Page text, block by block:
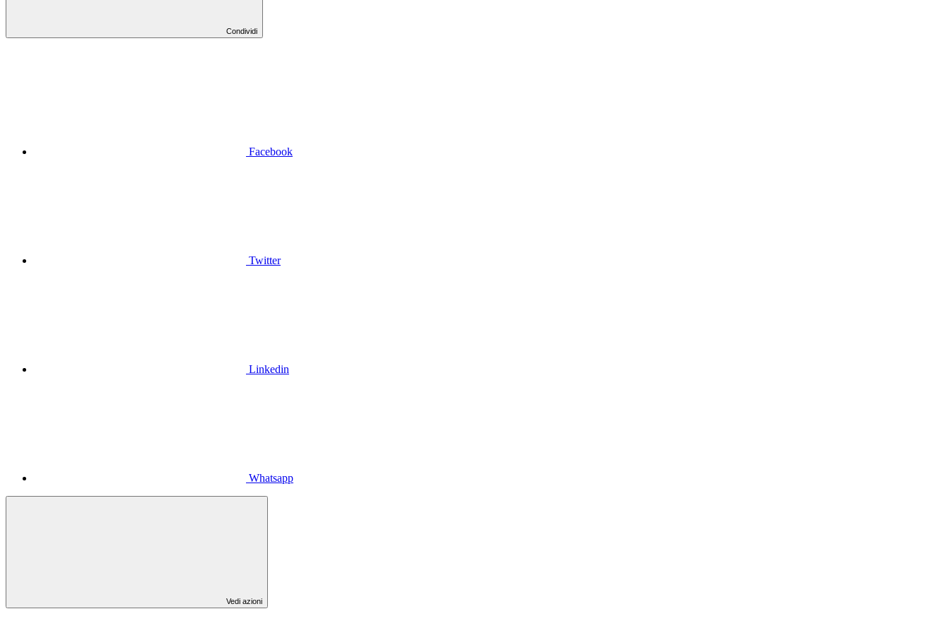
Condividi
Facebook
Twitter
Linkedin
Whatsapp
Vedi azioni